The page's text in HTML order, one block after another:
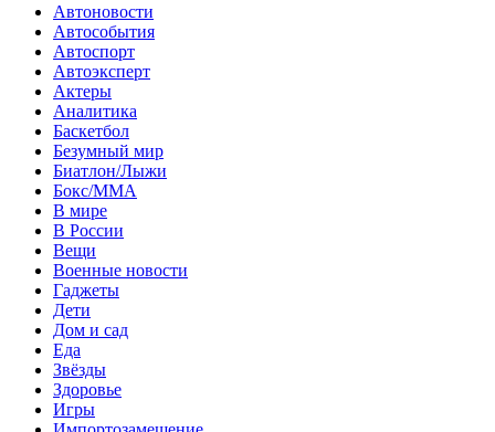
Автоновости
Автособытия
Автоспорт
Автоэксперт
Актеры
Аналитика
Баскетбол
Безумный мир
Биатлон/Лыжи
Бокс/MMA
В мире
В России
Вещи
Военные новости
Гаджеты
Дети
Дом и сад
Еда
Звёзды
Здоровье
Игры